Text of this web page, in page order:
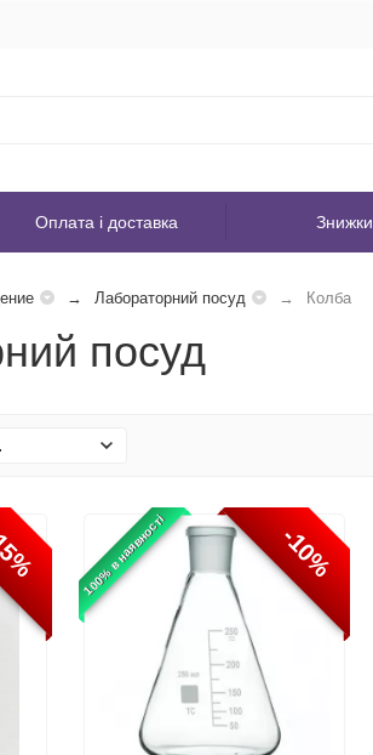
Оплата і доставка Знижки
Лабораторний посуд Колба
посуд
100% в наявності -10%